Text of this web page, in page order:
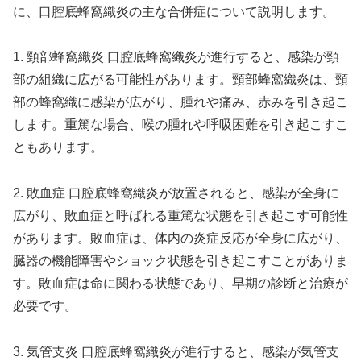
に、口腔底蜂窩織炎の主な合併症について説明します。
1. 頸部蜂窩織炎 口腔底蜂窩織炎が進行すると、感染が頸
部の組織に広がる可能性があります。頸部蜂窩織炎は、頸
部の蜂窩織に感染が広がり、腫れや痛み、赤みを引き起こ
します。重篤な場合、喉の腫れや呼吸困難を引き起こすこ
ともあります。
2. 敗血症 口腔底蜂窩織炎が放置されると、感染が全身に
広がり、敗血症と呼ばれる重篤な状態を引き起こす可能性
があります。敗血症は、体内の炎症反応が全身に広がり、
臓器の機能障害やショック状態を引き起こすことがありま
す。敗血症は命に関わる状態であり、早期の診断と治療が
必要です。
3. 気管支炎 口腔底蜂窩織炎が進行すると、感染が気管支